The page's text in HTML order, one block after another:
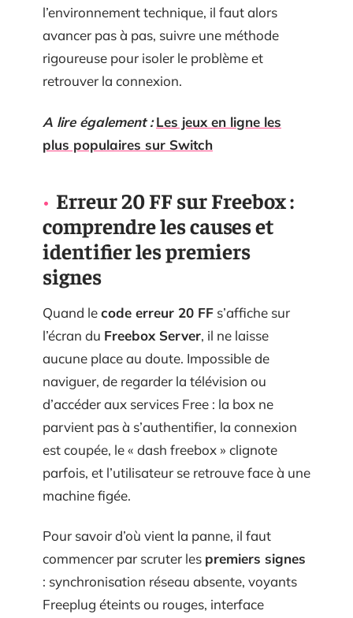
l’environnement technique, il faut alors
avancer pas à pas, suivre une méthode
rigoureuse pour isoler le problème et
retrouver la connexion.
A lire également : Les jeux en ligne les
plus populaires sur Switch
Erreur 20 FF sur Freebox :
comprendre les causes et
identifier les premiers
signes
Quand lecode erreur 20 FF s’affiche sur
l’écran du Freebox Server, il ne laisse
aucune place au doute. Impossible de
naviguer, de regarder la télévision ou
d’accéder aux services Free : la box ne
parvient pas à s’authentifier, la connexion
est coupée, le « dash freebox » clignote
parfois, et l’utilisateur se retrouve face à une
machine figée.
Pour savoir d’où vient la panne, il faut
commencer par scruter les premiers signes
: synchronisation réseau absente, voyants
Freeplug éteints ou rouges, interface